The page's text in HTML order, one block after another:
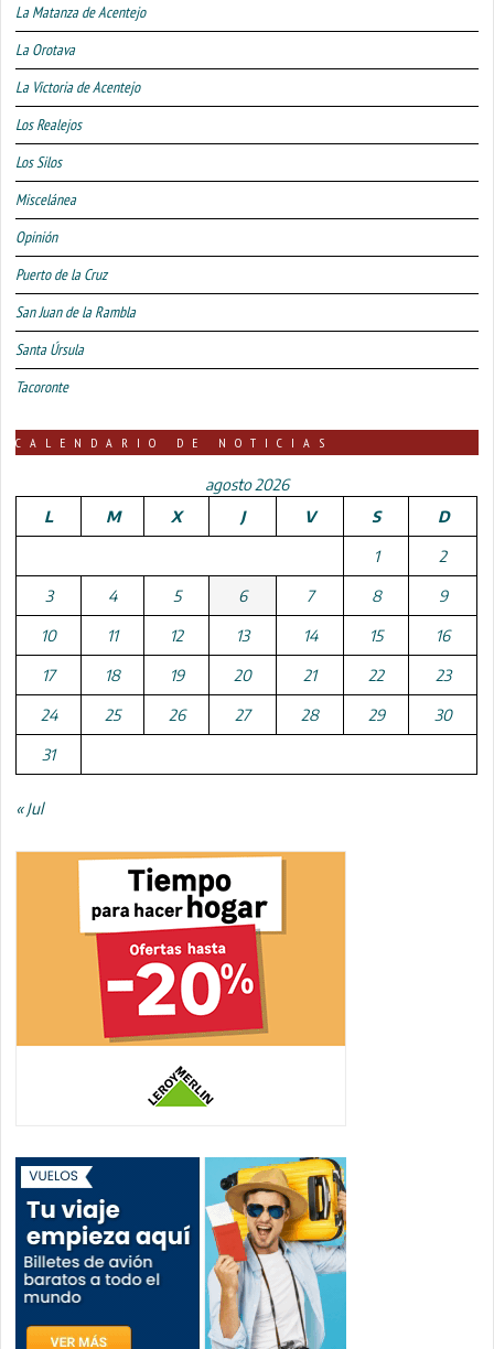
La Matanza de Acentejo
La Orotava
La Victoria de Acentejo
Los Realejos
Los Silos
Miscelánea
Opinión
Puerto de la Cruz
San Juan de la Rambla
Santa Úrsula
Tacoronte
CALENDARIO DE NOTICIAS
agosto 2026
L
M X J V S D
1 2
3 4 5 6 7 8 9
10 11 12 13 14 15 16
17 18 19 20 21 22 23
24 25 26 27 28 29 30
31
« Jul